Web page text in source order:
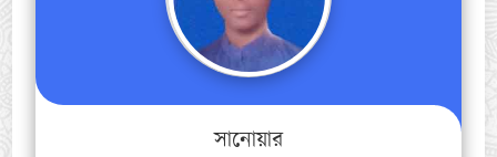
সানোয়ার